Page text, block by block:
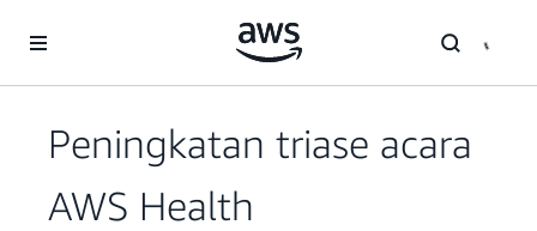
Peningkatan triase acara
AWS Health